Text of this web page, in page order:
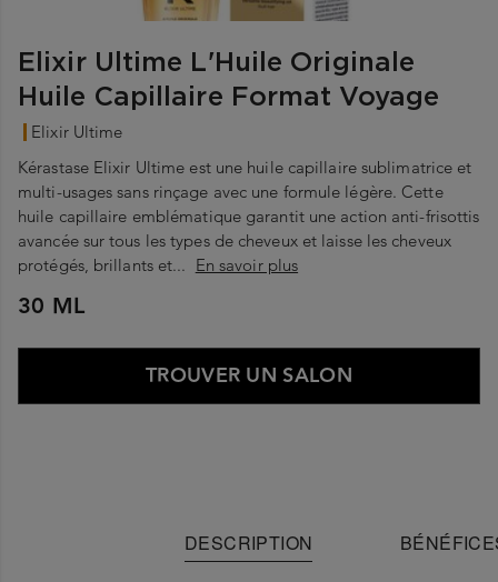
Elixir Ultime L'Huile Originale
Huile Capillaire Format Voyage
Elixir Ultime
Kérastase Elixir Ultime est une huile capillaire sublimatrice et
multi-usages sans rinçage avec une formule légère. Cette
huile capillaire emblématique garantit une action anti-frisottis
avancée sur tous les types de cheveux et laisse les cheveux
protégés, brillants et... En savoir plus
30 ML
TROUVER UN SALON
DESCRIPTION